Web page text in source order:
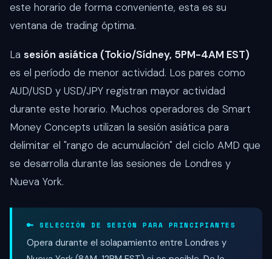
este horario de forma conveniente, esta es su
ventana de trading óptima.
La sesión asiática (Tokio/Sídney, 5PM-4AM EST)
es el período de menor actividad. Los pares como
AUD/USD y USD/JPY registran mayor actividad
durante este horario. Muchos operadores de Smart
Money Concepts utilizan la sesión asiática para
delimitar el "rango de acumulación" del ciclo AMD que
se desarrolla durante las sesiones de Londres y
Nueva York.
🔑 SELECCIÓN DE SESIÓN PARA PRINCIPIANTES
Opera durante el solapamiento entre Londres y